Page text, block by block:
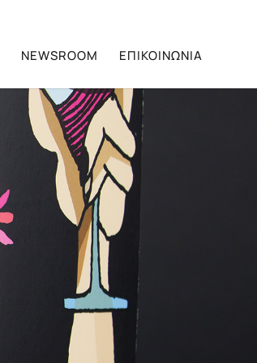
NEWSROOM ΕΠΙΚΟΙΝΩΝΙΑ